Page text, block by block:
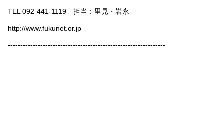
TEL 092-441-1119 担当：里見・岩永
http://www.fukunet.or.jp
---------------------------------------------------------------